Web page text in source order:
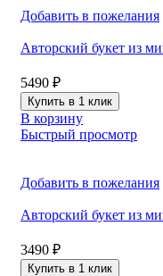
Добавить в пожелания
Авторский букет из
5490 ₽
Купить в 1 клик
В корзину
Быстрый просмотр
Добавить в пожелания
Авторский букет из
3490 ₽
Купить в 1 клик